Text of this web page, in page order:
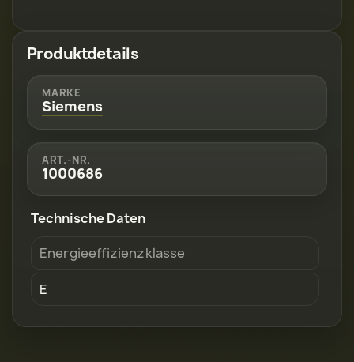
Produktdetails
MARKE
Siemens
ART.-NR.
1000686
Technische Daten
Energieeffizienzklasse
E